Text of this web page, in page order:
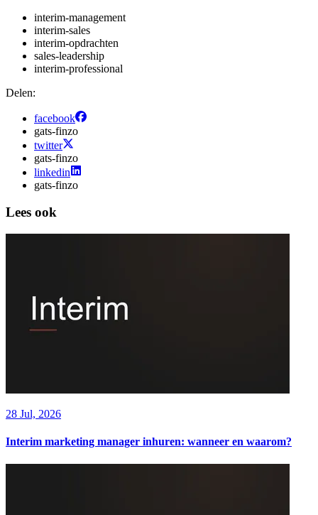
interim-management
interim-sales
interim-opdrachten
sales-leadership
interim-professional
Delen:
facebook
gats-finzo
twitter
gats-finzo
linkedin
gats-finzo
Lees ook
28 Jul, 2026
Interim marketing manager inhuren: wanneer en waarom?